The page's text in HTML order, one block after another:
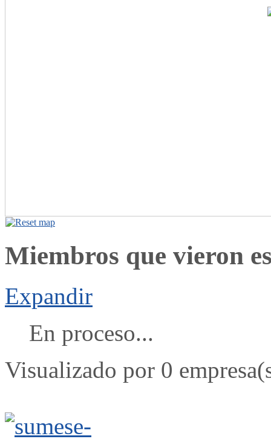
Miembros que vieron
Expandir
En proceso...
Visualizado por 0